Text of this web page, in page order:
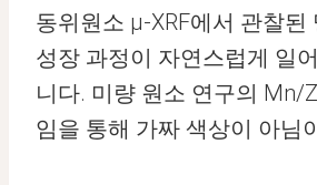
동위원소 μ-XRF에서 관찰된
성장 과정이 자연스럽게 일
니다. 미량 원소 연구의 Mn/
임을 통해 가짜 색상이 아님